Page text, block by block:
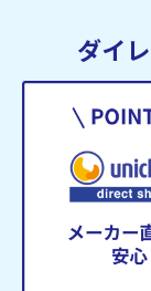
ダイ